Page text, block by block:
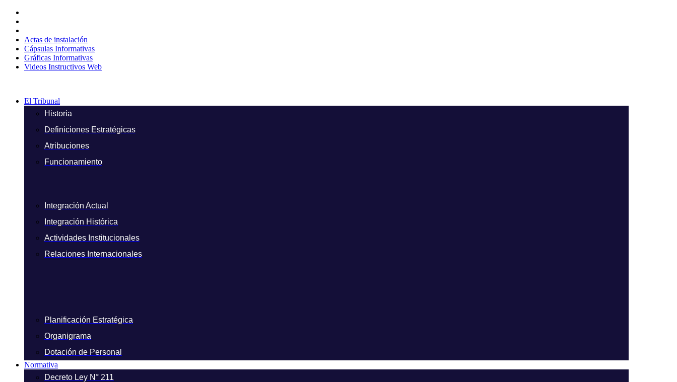
contenido
Actas de instalación
Cápsulas Informativas
Gráficas Informativas
Videos Instructivos Web
El Tribunal
Historia
Definiciones Estratégicas
Atribuciones
Funcionamiento
Integración Actual
Integración Histórica
Actividades Institucionales
Relaciones Internacionales
Planificación Estratégica
Organigrama
Dotación de Personal
Normativa
Decreto Ley N° 211